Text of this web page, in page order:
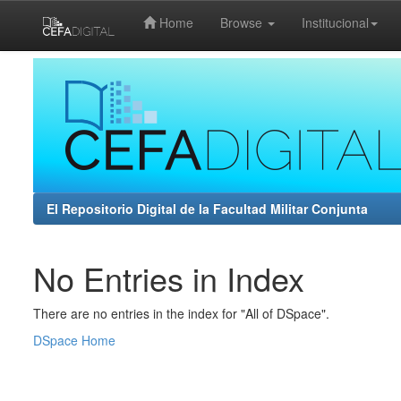
Home Browse Institucional
El Repositorio Digital de la Facultad Militar Conjunta
No Entries in Index
There are no entries in the index for "All of DSpace".
DSpace Home